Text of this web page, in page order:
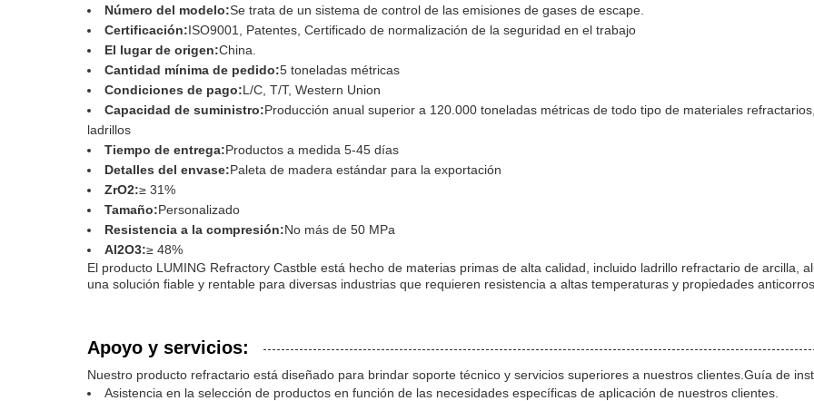
Número del modelo:Se trata de un sistema de control de las emisiones de gases de escape.
Certificación:ISO9001, Patentes, Certificado de normalización de la seguridad en el trabajo
El lugar de origen:China.
Cantidad mínima de pedido:5 toneladas métricas
Condiciones de pago:L/C, T/T, Western Union
Capacidad de suministro:Producción anual superior a 120.000 toneladas métricas de todo tipo de materiales
ladrillos
Tiempo de entrega:Productos a medida 5-45 días
Detalles del envase:Paleta de madera estándar para la exportación
ZrO2:≥ 31%
Tamaño:Personalizado
Resistencia a la compresión:No más de 50 MPa
Al2O3:≥ 48%
El producto LUMING Refractory Castble está hecho de materias primas de alta calidad, incluido ladrillo refractario de arcilla,
una solución fiable y rentable para diversas industrias que requieren resistencia a altas temperaturas y propiedades
Apoyo y servicios:
Nuestro producto refractario está diseñado para brindar soporte técnico y servicios superiores a nuestros clientes.Guía de
Asistencia en la selección de productos en función de las necesidades específicas de aplicación de nuestros clientes.